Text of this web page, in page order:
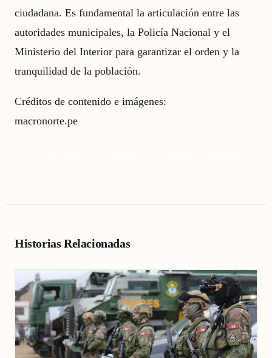
ciudadana. Es fundamental la articulación entre las
autoridades municipales, la Policía Nacional y el
Ministerio del Interior para garantizar el orden y la
tranquilidad de la población.
Créditos de contenido e imágenes:
macronorte.pe
Historias Relacionadas